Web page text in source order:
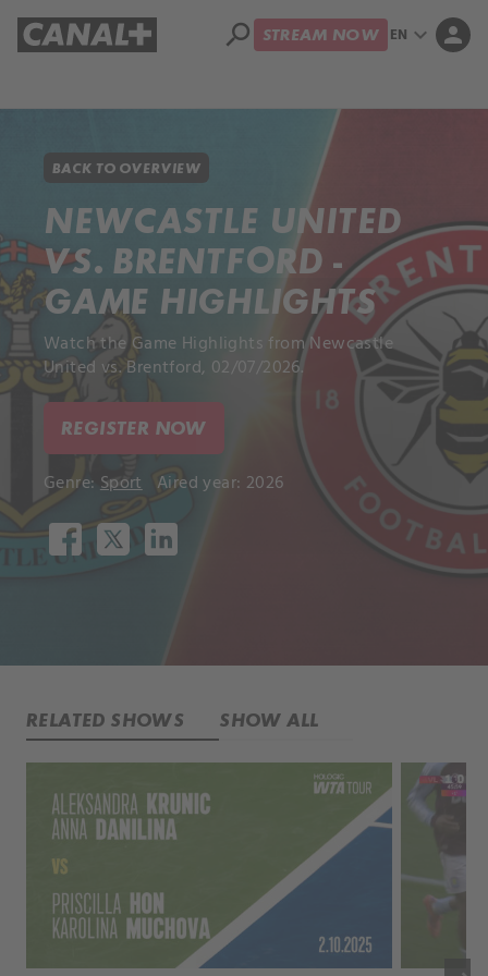
search STREAM NOW EN expand_more person
BACK TO OVERVIEW
NEWCASTLE UNITED
VS. BRENTFORD -
GAME HIGHLIGHTS
Watch the Game Highlights from Newcastle
United vs. Brentford, 02/07/2026.
REGISTER NOW
Genre: Sport Aired year: 2026
RELATED SHOWS SHOW ALL